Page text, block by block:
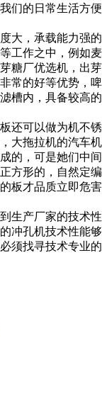
们的日常生活方便
大，承载能力强的
工作之中，例如麦
糖厂优选机，出芽
常的好等优势，啤
槽内，具备较高的
还可以做为机不锈
大拖拉机的汽车机
的，可是她们中间
方形的，自然定编
板才品质立即危害
生产厂家的技术性
冲孔机技术性能够
须找寻技术专业的